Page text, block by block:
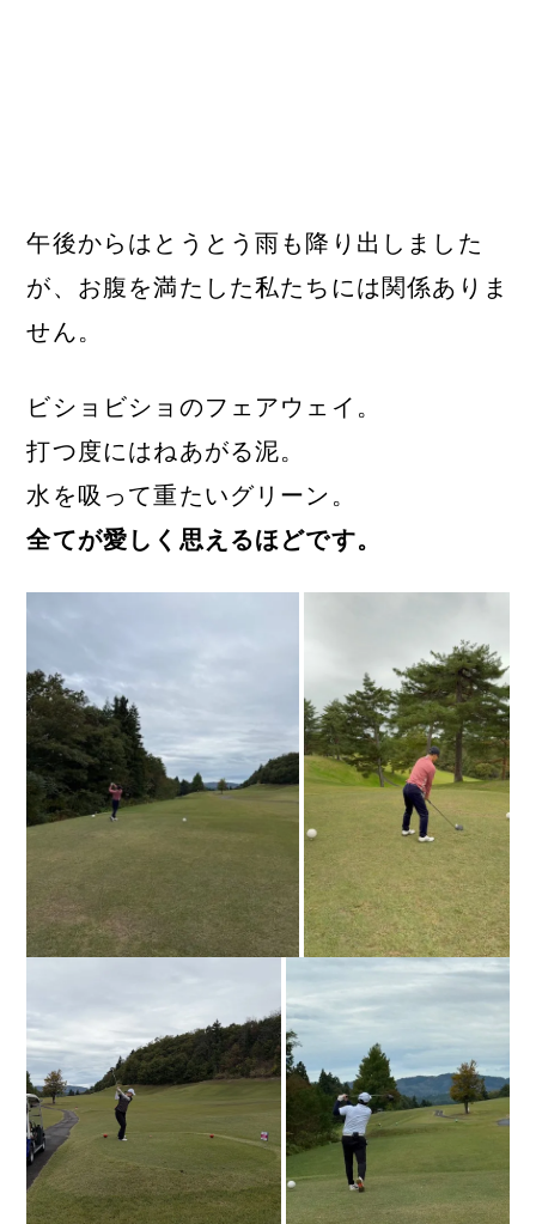
午後からはとうとう雨も降り出しました
が、お腹を満たした私たちには関係ありま
せん。
ビショビショのフェアウェイ。
打つ度にはねあがる泥。
水を吸って重たいグリーン。
全てが愛しく思えるほどです。